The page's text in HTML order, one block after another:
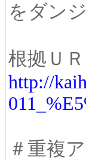
をダン
根拠ＵＲ
http://
＃重複